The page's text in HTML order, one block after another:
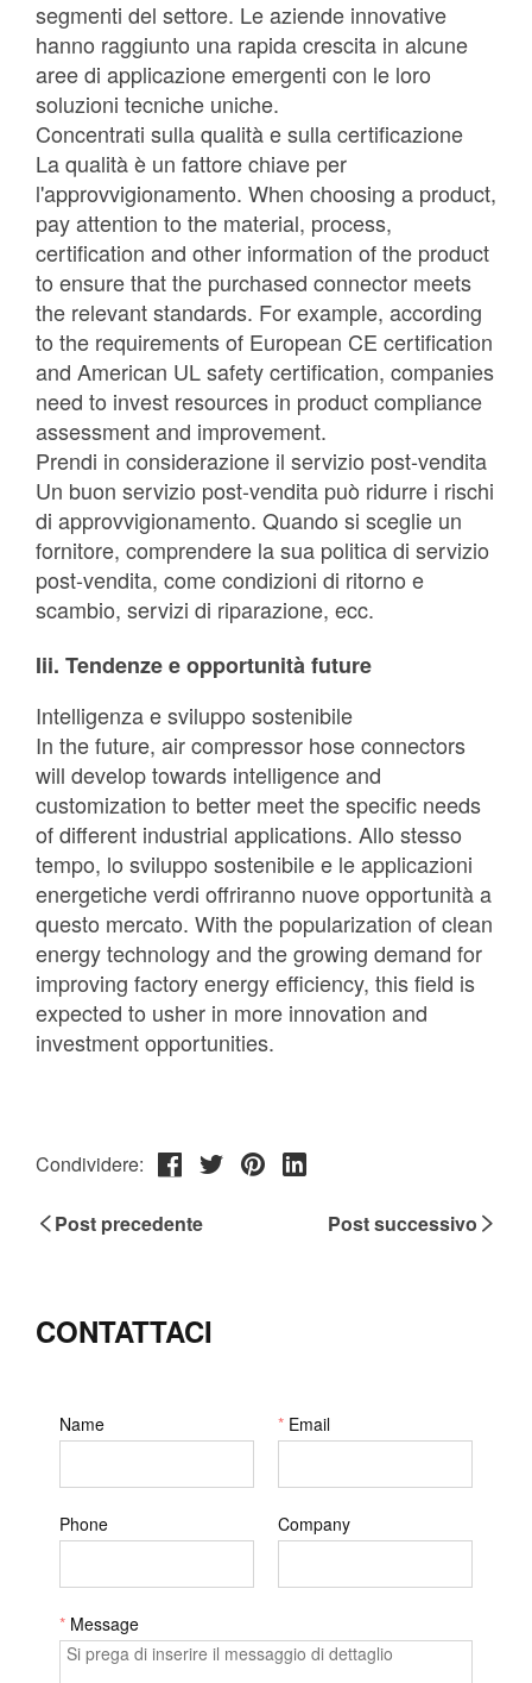
Condividere:
Post precedente Post successivo
CONTATTACI
Name * Email
Phone Company
* Message